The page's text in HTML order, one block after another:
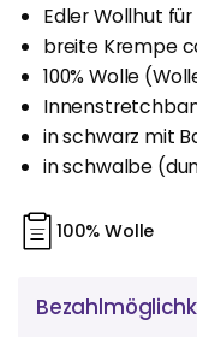
Edler Wollhut
breite Krempe
100% Wolle
in schwarz mit
in schwalbe
100% Wolle